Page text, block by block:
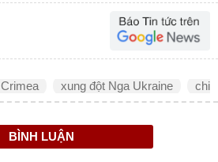
Crimea xung đột Nga Ukraine
BÌNH LUẬN